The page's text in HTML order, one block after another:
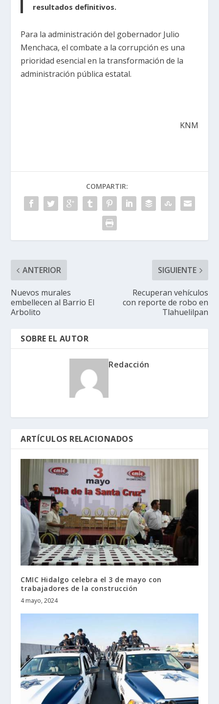
resultados definitivos.
Para la administración del gobernador Julio
Menchaca, el combate a la corrupción es una
prioridad esencial en la transformación de la
administración pública estatal.
KNM
COMPARTIR:
ANTERIOR
Nuevos murales
embellecen al Barrio El
Arbolito
SIGUIENTE
Recuperan vehículos
con reporte de robo en
Tlahuelilpan
SOBRE EL AUTOR
Redacción
ARTÍCULOS RELACIONADOS
CMIC Hidalgo celebra el 3 de mayo con
trabajadores de la construcción
4 mayo, 2024